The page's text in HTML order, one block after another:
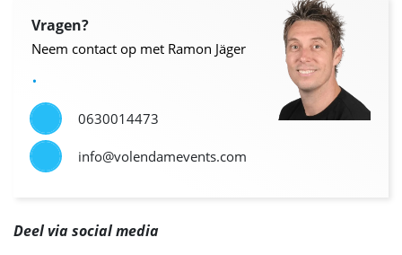
Vragen?
Neem contact op met Ramon Jäger
.
0630014473
info@volendamevents.com
Deel via social media